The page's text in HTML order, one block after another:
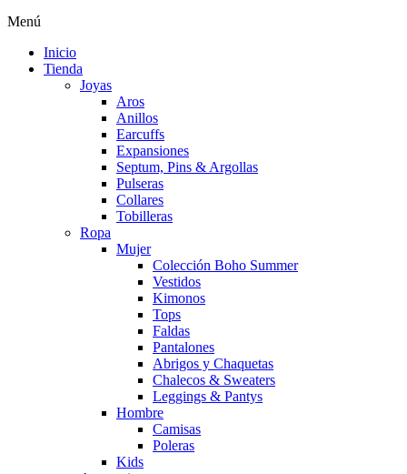
Menú
Inicio
Tienda
Joyas
Aros
Anillos
Earcuffs
Expansiones
Septum, Pins & Argollas
Pulseras
Collares
Tobilleras
Ropa
Mujer
Colección Boho Summer
Vestidos
Kimonos
Tops
Faldas
Pantalones
Abrigos y Chaquetas
Chalecos & Sweaters
Leggings & Pantys
Hombre
Camisas
Poleras
Kids